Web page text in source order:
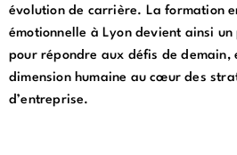
évolution de carrière. La formation
émotionnelle à Lyon devient ainsi
pour répondre aux défis de demain,
dimension humaine au cœur des
d’entreprise.